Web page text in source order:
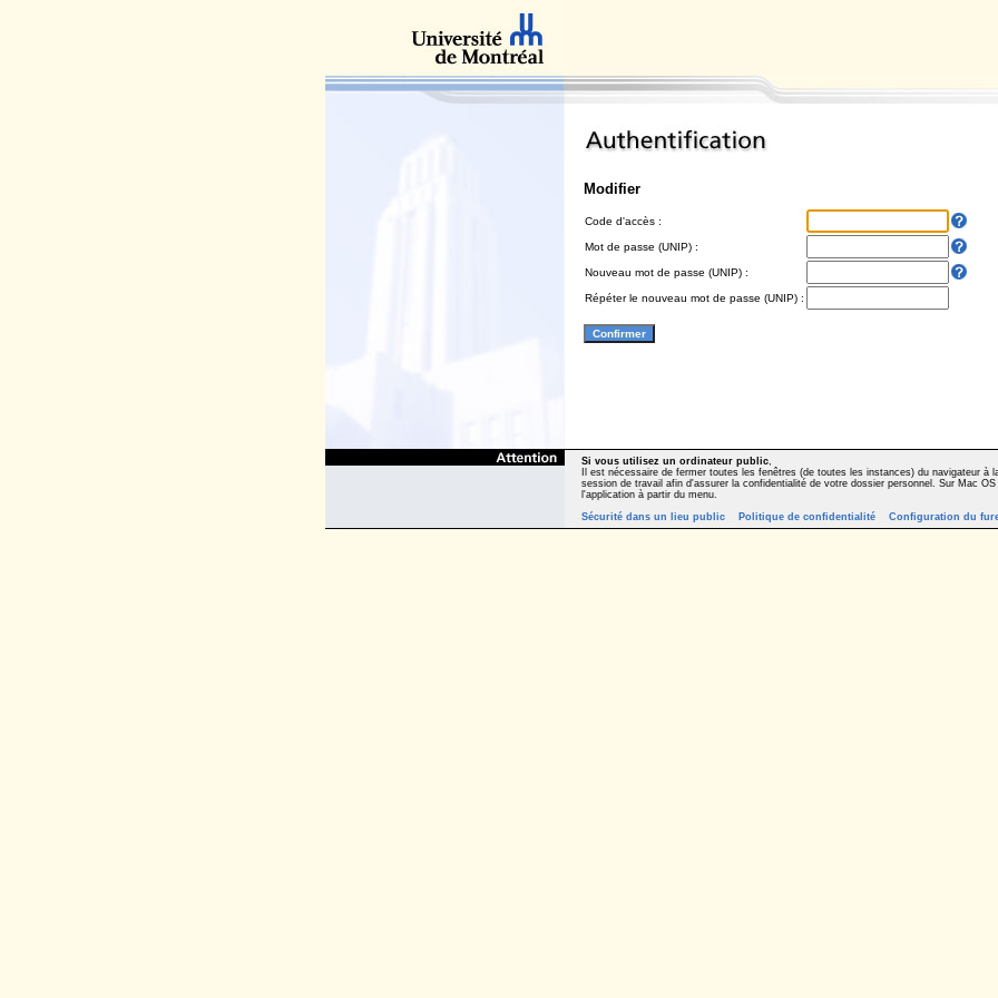
Modifier
Code d'accès :
Mot de passe (UNIP) :
Nouveau mot de passe (UNIP) :
Répéter le nouveau mot de passe (UNIP) :
Si vous utilisez un ordinateur public,
Il est nécessaire de fermer toutes les fenêtres (de toutes les instances) du navigateur à
session de travail afin d'assurer la confidentialité de votre dossier personnel. Sur Mac
l'application à partir du menu.
Sécurité dans un lieu public
Politique de confidentialité Configuration du